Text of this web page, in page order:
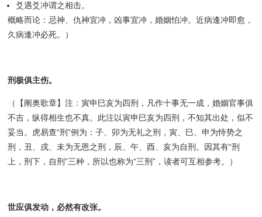
爻遇爻冲谓之相击。
概略而论：忌神、仇神宜冲，凶事宜冲，婚姻怕冲。近病逢冲即愈，
久病逢冲必死。）
刑极俱主伤。
（【阐奥歌章】注：寅申巳亥为四刑，凡作十事无一成，婚姻官事俱
不吉，纵得相生也不真。此注以寅申巳亥为四刑，不知其出处，似不
妥当。虎易查“刑”例为：子、卯为无礼之刑，寅、巳、申为恃势之
刑，丑、戌、未为无恩之刑，辰、午、酉、亥为自刑。因其有“刑
上，刑下，自刑”三种，所以也称为“三刑”，读者可互相参考。）
世应俱发动，必然有改张。